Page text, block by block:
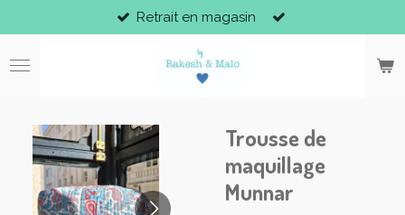
au
contenu
Retrait en magasin
Trousse de
maquillage
Munnar